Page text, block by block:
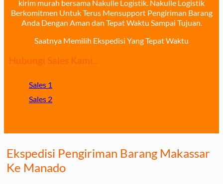
kirim murah bersama Nakulle Logistik. Nakulle Logistik
Berkomitmen Untuk Terus Mensupport Pengiriman Barang
Anda Dengan Aman dan Tepat Waktu Sampai Tujuan.
Saatnya Memilih Ekspedisi Yang Tepat Waktu
Hubungi Sales Kami...
Sales 1
Sales 2
Ekspedisi Pengiriman Barang Makassar
Ke Manado